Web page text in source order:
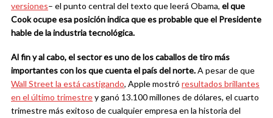
versiones– el punto central del texto que leerá Obama, el que
Cook ocupe esa posición indica que es probable que el Presidente
hable de la industria tecnológica.
Al fin y al cabo, el sector es uno de los caballos de tiro más
importantes con los que cuenta el país del norte.A pesar de que
Wall Street la está castigando, Apple mostró resultados brillantes
en el último trimestrey ganó 13.100 millones de dólares, el cuarto
trimestre más exitoso de cualquier empresa en la historia del